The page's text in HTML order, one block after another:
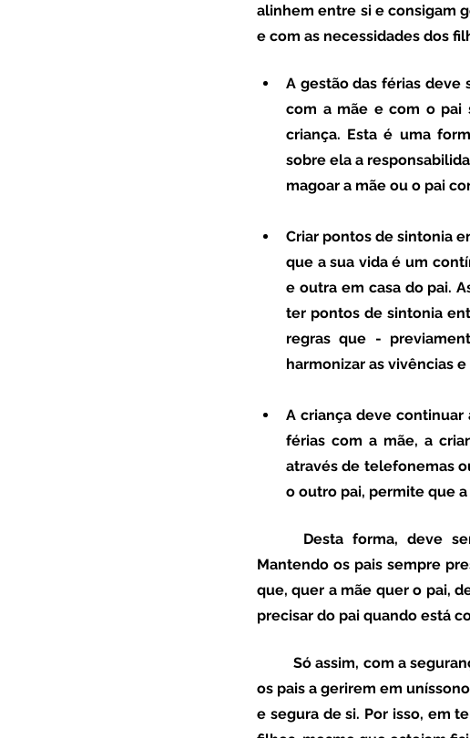
alinhem entre si e consigam
e com as necessidades dos
A gestão das férias deve
com a mãe e com o pai
criança. Esta é uma
sobre ela a
magoar a mãe ou o pai
Criar pontos de sintonia
que a sua vida é um
e outra em casa do pai.
ter pontos de sintonia
regras que -
harmonizar as vivências
A criança deve
férias com a mãe, a
através de telefonemas
o outro pai, permite que
Mantendo os pais sempre
que, quer a mãe quer o pai,
precisar do pai quando está
	Só assim, com a segurança de que - mesmo não vendo a mãe ou o pai - eles estão lá, com
os pais a gerirem em
e segura de si. Por isso, em